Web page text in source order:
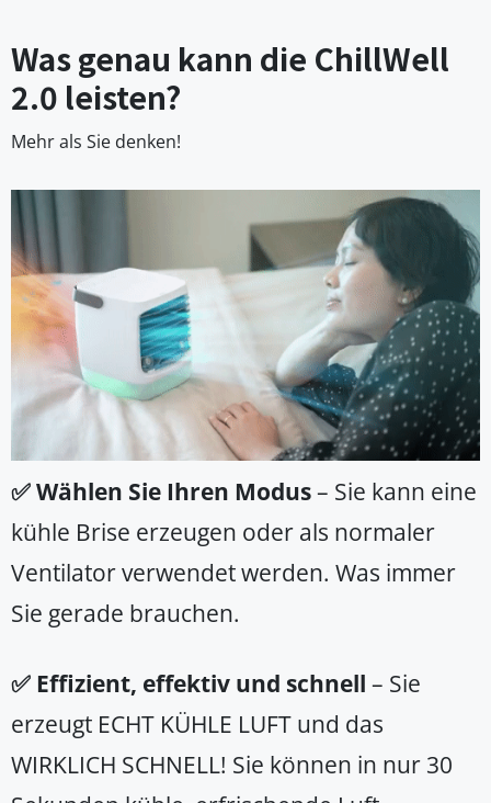
Was genau kann die ChillWell
2.0 leisten?
Mehr als Sie denken!
✅ Wählen Sie Ihren Modus– Sie kann eine
kühle Brise erzeugen oder als normaler
Ventilator verwendet werden. Was immer
Sie gerade brauchen.
✅ Effizient, effektiv und schnell – Sie
erzeugt ECHT KÜHLE LUFT und das
WIRKLICH SCHNELL! Sie können in nur 30